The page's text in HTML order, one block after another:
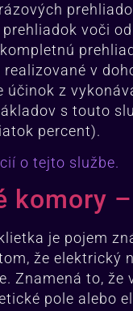
prehliadok voči
realizované v
účinok z
s touto
percent).
o tejto službe.
komory
je pojem
že elektrický
Znamená to, že
pole alebo